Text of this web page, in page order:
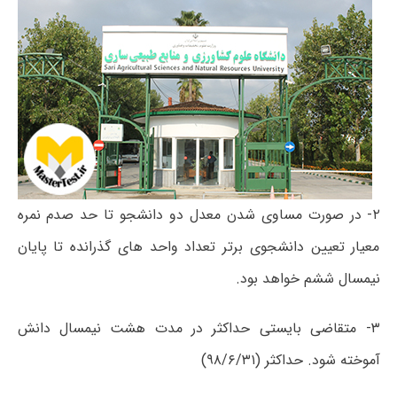
۲- در صورت مساوی شدن معدل دو دانشجو تا حد صدم نمره
معیار تعیین دانشجوی برتر تعداد واحد های گذرانده تا پایان
نیمسال ششم خواهد بود.
۳- متقاضی بایستی حداکثر در مدت هشت نیمسال دانش
آموخته شود. حداکثر (۹۸/۶/۳۱)